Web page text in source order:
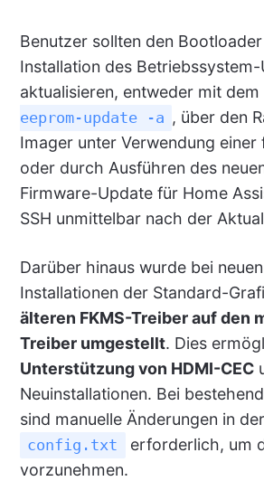
Benutzer sollten den
Installation des
aktualisieren, entweder mit dem
eeprom-update -a , über den
Imager unter Verwendung einer
oder durch Ausführen des
Firmware-Update für Home
SSH unmittelbar nach der
Darüber hinaus wurde bei
Installationen der Standard-
älteren FKMS-Treiber auf den
Treiber umgestellt. Dies
Unterstützung von HDMI-CEC
Neuinstallationen. Bei
sind manuelle Änderungen in
config.txt
erforderlich, um
vorzunehmen.